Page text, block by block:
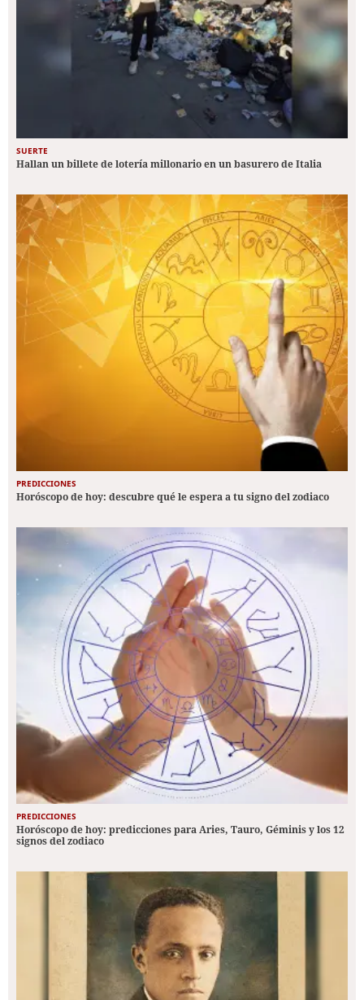
SUERTE
Hallan un billete de lotería millonario en un basurero de Italia
PREDICCIONES
Horóscopo de hoy: descubre qué le espera a tu signo del zodiaco
PREDICCIONES
Horóscopo de hoy: predicciones para Aries, Tauro, Géminis y los 12
signos del zodiaco